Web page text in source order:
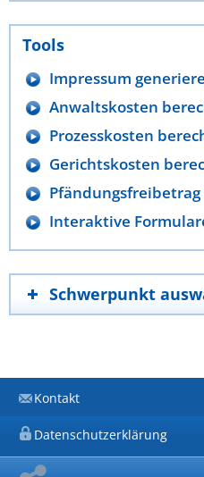
Tools
Impressum
Anwaltskosten
Prozesskosten
Gerichtskosten
Interaktive
Schwerpunkt
Kontakt
Datenschutzerklärung